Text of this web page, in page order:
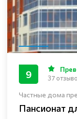
Частные дома
Пансионат
9 37